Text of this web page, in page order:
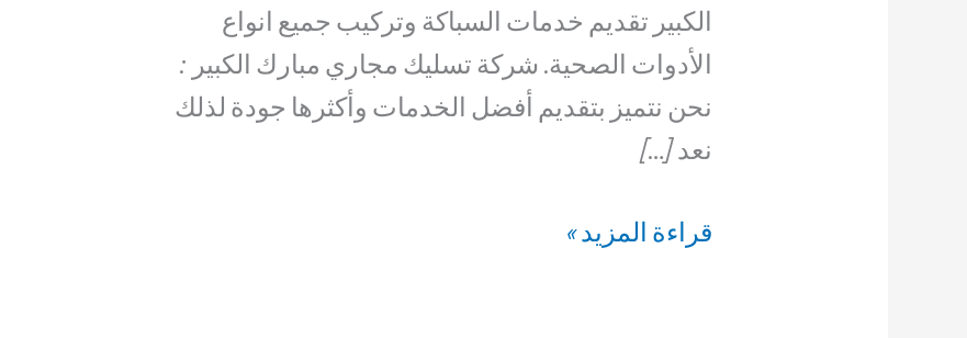
الكبير تقديم خدمات السباكة وتركيب جميع انواع
الأدوات الصحية. شركة تسليك مجاري مبارك الكبير :
نحن نتميز بتقديم أفضل الخدمات وأكثرها جودة لذلك
نعد […]
شركة
قراءة المزيد »